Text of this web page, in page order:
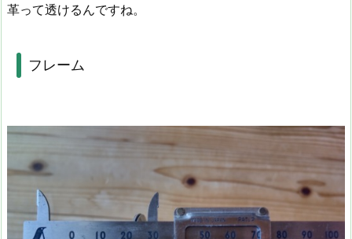
革って透けるんですね。
フレーム